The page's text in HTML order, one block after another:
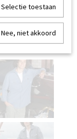
Selectie toestaan
Nee, niet akkoord